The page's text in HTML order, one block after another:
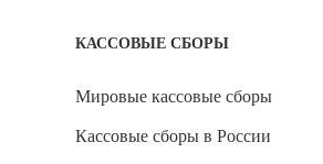
КАССОВЫЕ СБОРЫ
Мировые кассовые сборы
Кассовые сборы в России